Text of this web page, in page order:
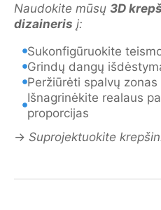
Naudokite mūsų 3D
dizaineris į:
Sukonfigūruokite
Grindų dangų
Peržiūrėti spalvų
Išnagrinėkite realaus
proporcijas
→ Suprojektuokite